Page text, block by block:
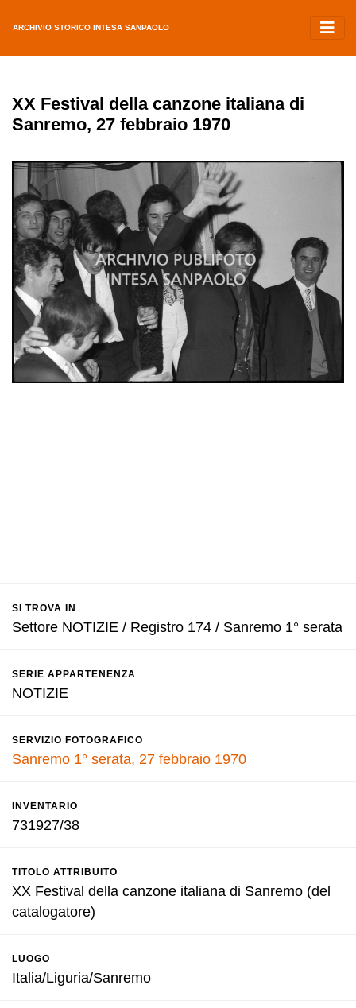
ARCHIVIO STORICO INTESA SANPAOLO
XX Festival della canzone italiana di
Sanremo, 27 febbraio 1970
SI TROVA IN
Settore NOTIZIE / Registro 174 / Sanremo 1° serata
SERIE APPARTENENZA
NOTIZIE
SERVIZIO FOTOGRAFICO
Sanremo 1° serata, 27 febbraio 1970
INVENTARIO
731927/38
TITOLO ATTRIBUITO
XX Festival della canzone italiana di Sanremo (del
catalogatore)
LUOGO
Italia/Liguria/Sanremo